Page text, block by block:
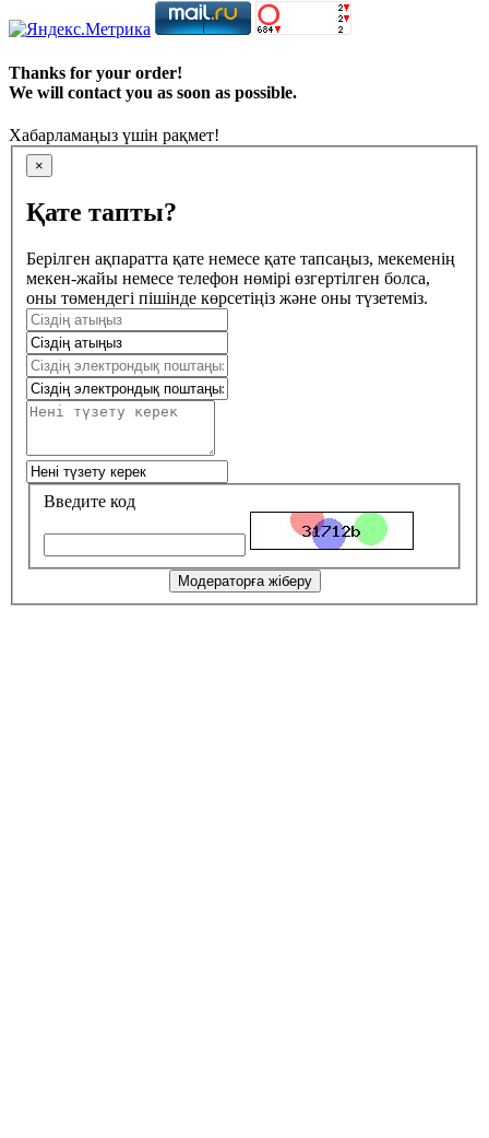
Thanks for your order!
We will contact you as soon as possible.
Хабарламаңыз үшін рақмет!
×
Қате тапты?
Берілген ақпаратта қате немесе қате тапсаңыз, мекеменің
мекен-жайы немесе телефон нөмірі өзгертілген болса,
оны төмендегі пішінде көрсетіңіз және оны түзетеміз.
Введите код
Модераторға жіберу